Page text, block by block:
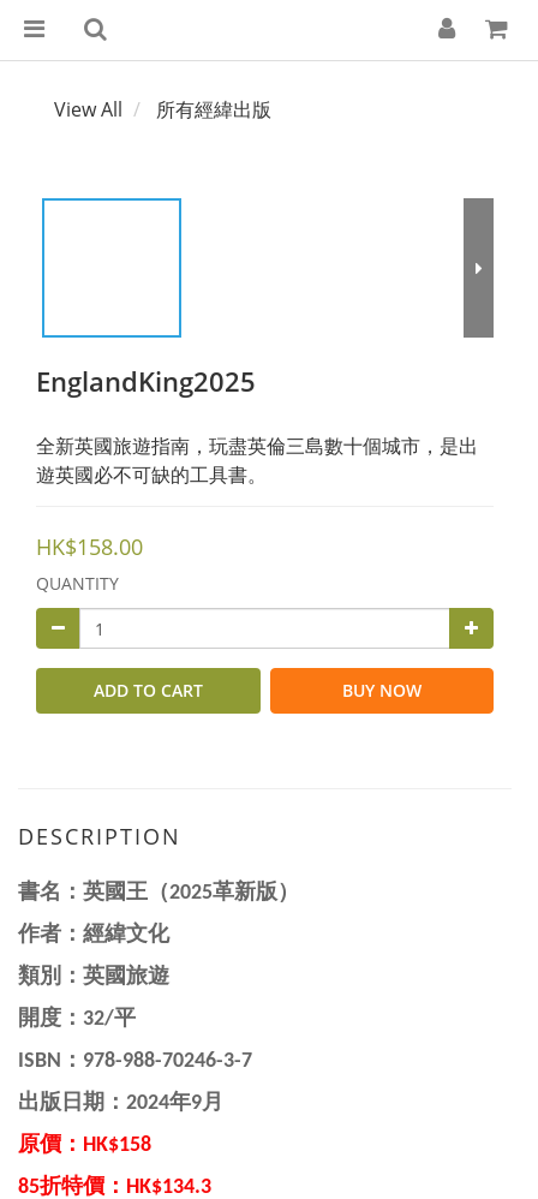
View All 所有經緯出版
EnglandKing2025
全新英國旅遊指南，玩盡英倫三島數十個城市，是出
遊英國必不可缺的工具書。
HK$158.00
QUANTITY
ADD TO CART BUY NOW
DESCRIPTION
書名： 英國王（2025革新版）
作者： 經緯文化
類別： 英國旅遊
開度：32/平
ISBN： 978-988-70246-3-7
出版日期：2024年9月
原價：HK$158
85折特價：HK$134.3